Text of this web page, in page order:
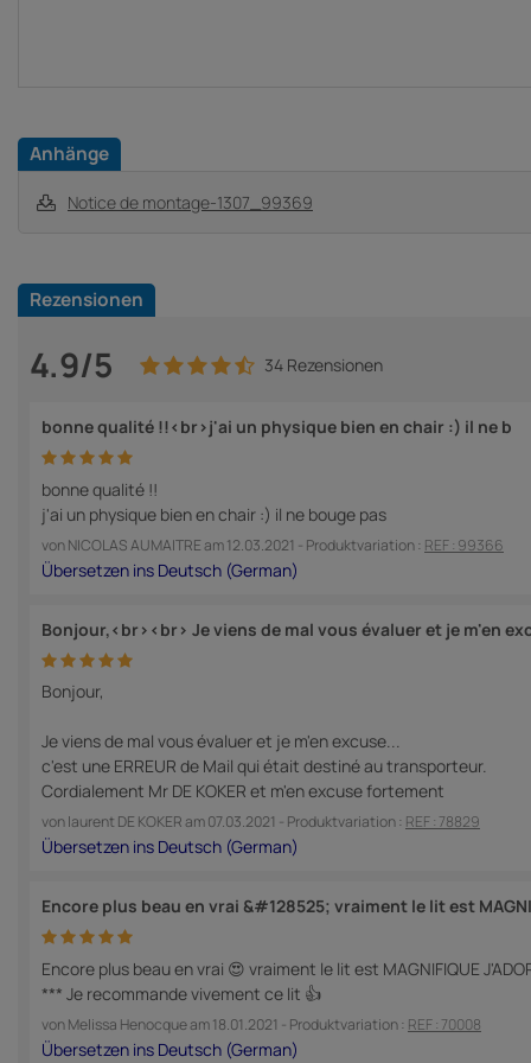
Anhänge
Notice de montage-1307_99369
Rezensionen
4.9/5 34 Rezensionen
bonne qualité !!<br>j'ai un physique bien en chair :) il ne b
bonne qualité !!
j'ai un physique bien en chair :) il ne bouge pas
vonNICOLAS AUMAITREam12.03.2021 - Produktvariation : REF : 99366
Bonjour,<br><br> Je viens de mal vous évaluer et je m'en
Bonjour,
Je viens de mal vous évaluer et je m'en excuse...
c'est une ERREUR de Mail qui était destiné au transporteur.
Cordialement Mr DE KOKER et m'en excuse fortement
vonlaurent DE KOKERam07.03.2021 - Produktvariation : REF : 78829
Encore plus beau en vrai &#128525; vraiment le lit est
Encore plus beau en vrai 😍 vraiment le lit est MAGNIFIQUE
*** Je recommande vivement ce lit 👍
vonMelissa Henocqueam18.01.2021 - Produktvariation : REF : 70008